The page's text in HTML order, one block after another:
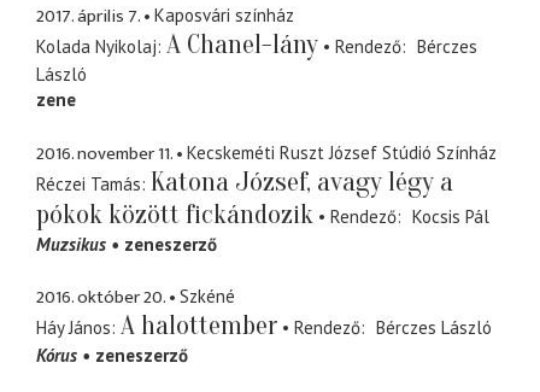
2017. április 7.
Kaposvári színház
Kolada Nyikolaj A Chanel-lány Rendező
Bérczes
László
zene
2016. november 11.
Kecskeméti Ruszt József Stúdió Színház
Réczei Tamás Katona József, avagy légy a
pókok között fickándozik
Rendező
Kocsis Pál
Muzsikus
zeneszerző
2016. október 20.
Szkéné
Háy János A halottember Rendező
Bérczes László
Kórus
zeneszerző